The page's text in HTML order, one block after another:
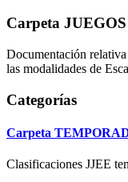
Carpeta
Documentación relativa
las modalidades de
Categorías
Carpeta
Clasificaciones JJEE